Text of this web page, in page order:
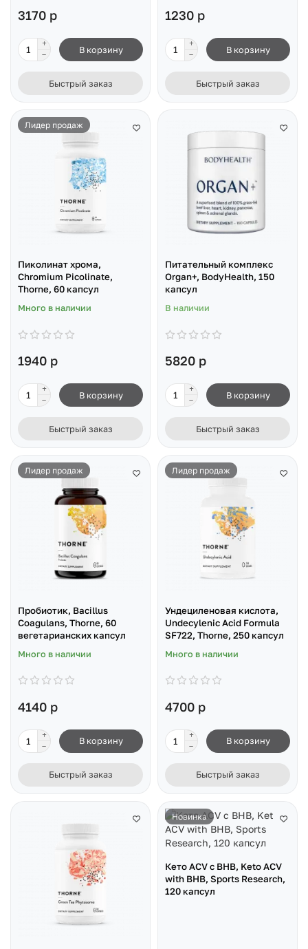
3170 р
В корзину
Быстрый заказ
1230 р
В корзину
Быстрый заказ
Лидер продаж
Пиколинат хрома,
Chromium Picolinate,
Thorne, 60 капсул
Много в наличии
1940 р
В корзину
Быстрый заказ
Питательный комплекс
Organ+, BodyHealth, 150
капсул
В наличии
5820 р
В корзину
Быстрый заказ
Лидер продаж
Пробиотик, Bacillus
Coagulans, Thorne, 60
вегетарианских капсул
Много в наличии
4140 р
В корзину
Быстрый заказ
Лидер продаж
Ундециленовая кислота,
Undecylenic Acid Formula
SF722, Thorne, 250 капсул
Много в наличии
4700 р
В корзину
Быстрый заказ
Новинка
Кето ACV с BHB, Keto ACV
with BHB, Sports Research,
120 капсул